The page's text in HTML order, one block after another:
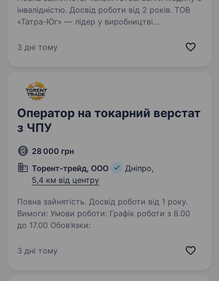
інвалідністю. Досвід роботи від 2 років. ТОВ
«Татра-Юг» — лідер у виробництві
досвідом, запрошує до своєї команди
верстатом для обробки деталей;…
3 дні тому
Оператор на токарний верстат
з ЧПУ
28 000 грн
Торент-трейд, ООО
Дніпро,
5,4 км від центру
Повна зайнятість. Досвід роботи від 1 року.
Вимоги: Умови роботи: Графік роботи з 8.00
до 17.00 Обов’язки:
3 дні тому